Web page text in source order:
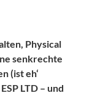
Physical
senkrechte
(ist eh‘
LTD – und